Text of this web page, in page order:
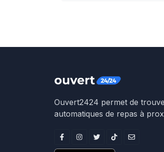
Ouvert2424 permet de
automatiques de repas à